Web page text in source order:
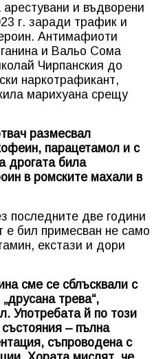
и въдворени
г. заради трафик и
Антимафиоти
и Вальо Сома
Чирпанския до
наркотрафикант,
марихуана срещу
размесвал
парацетамол и с
дрогата била
в ромските махали в
последните две години
е бил примесван не само
екстази и дори
сме се сблъсквали с
трева“,
Употребата й по този
– пълна
съпроводена с